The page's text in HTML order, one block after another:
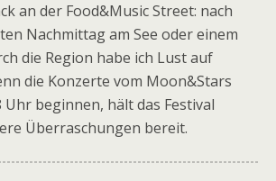
an der Food&Music Street: nach
Nachmittag am See oder einem
die Region habe ich Lust auf
die Konzerte vom Moon&Stars
beginnen, hält das Festival
Überraschungen bereit.